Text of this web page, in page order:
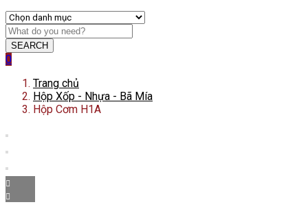
SEARCH
0
Trang chủ
Hộp Xốp - Nhựa - Bã Mía
Hộp Cơm H1A